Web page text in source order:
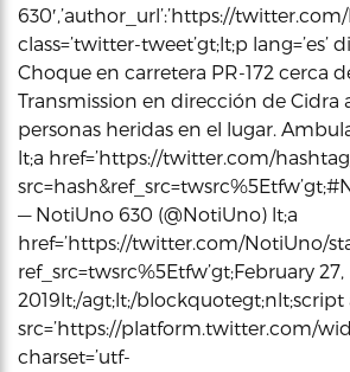
630′,’author_url’:’https://
class=’twitter-tweet’gt;lt;p lang=’es’
Choque en carretera PR-172 cerca
Transmission en dirección de Cidra
personas heridas en el lugar.
lt;a href=’https://twitter.com/
— NotiUno 630 (@NotiUno) lt;a
href=’https://twitter.com/NotiUno/
ref_src=twsrc%5Etfw’gt;February 27,
2019lt;/agt;lt;/blockquotegt;nlt;script
src=’https://platform.twitter.com/
charset=’utf-